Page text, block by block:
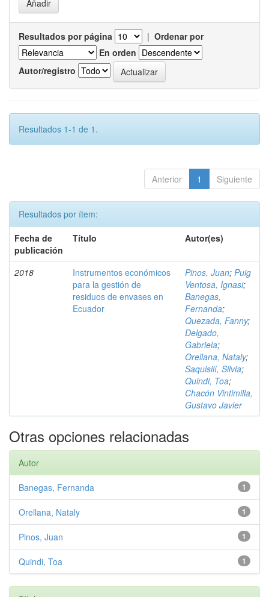
Resultados por página | Ordenar por
En orden
Autor/registro
Resultados 1-1 de 1.
Anterior 1 Siguiente
Resultados por ítem:
Fecha de
publicación
Título Autor(es)
2018
Instrumentos económicos
para la gestión de
residuos de envases en
Ecuador
Pinos, Juan; Puig
Ventosa, Ignasi;
Banegas,
Fernanda;
Quezada, Fanny;
Delgado,
Gabriela;
Orellana, Nataly;
Saquisilí, Silvia;
Quindi, Toa;
Chacón Vintimilla,
Gustavo Javier
Otras opciones relacionadas
Autor
1
Banegas, Fernanda
1
Orellana, Nataly
1
Pinos, Juan
1
Quindi, Toa